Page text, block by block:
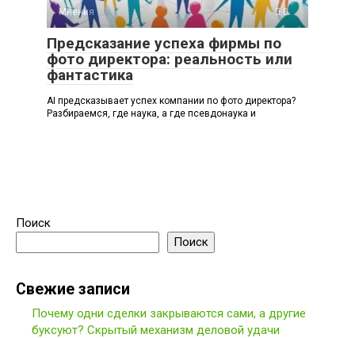
Мнения 0
Предсказание успеха фирмы по
фото директора: реальность или
фантастика
AI предсказывает успех компании по фото директора?
Разбираемся, где наука, а где псевдонаука и
Поиск
Поиск
Свежие записи
Почему одни сделки закрываются сами, а другие
буксуют? Скрытый механизм деловой удачи